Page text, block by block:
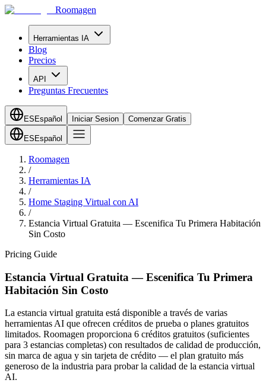
Roomagen
Herramientas IA
Blog
Precios
API
Preguntas Frecuentes
ES Español Iniciar Sesion Comenzar Gratis
ES Español
Roomagen
/
Herramientas IA
/
Home Staging Virtual con AI
/
Estancia Virtual Gratuita — Escenifica Tu Primera Habitación
Sin Costo
Pricing Guide
Estancia Virtual Gratuita — Escenifica Tu Primera
Habitación Sin Costo
La estancia virtual gratuita está disponible a través de varias
herramientas AI que ofrecen créditos de prueba o planes gratuitos
limitados. Roomagen proporciona 6 créditos gratuitos (suficientes
para 3 estancias completas) con resultados de calidad de producción,
sin marca de agua y sin tarjeta de crédito — el plan gratuito más
generoso de la industria para probar la calidad de la estancia virtual
AI.